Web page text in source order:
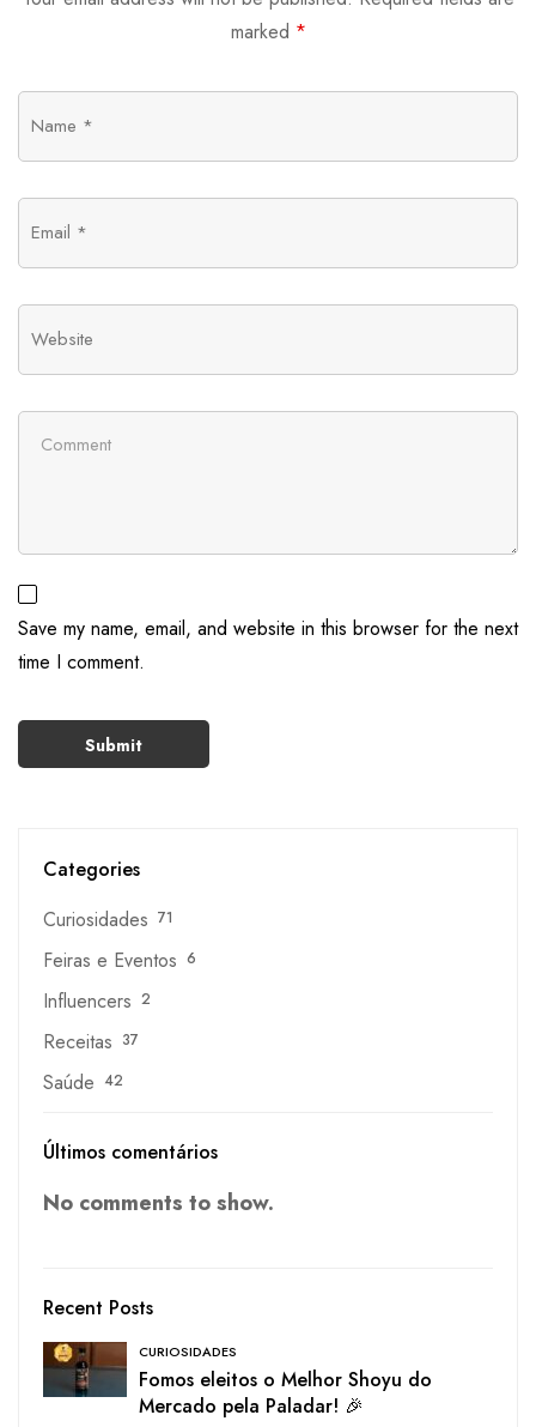
marked *
Save my name, email, and website in this browser for the next
time I comment.
Categories
Curiosidades 71
Feiras e Eventos 6
Influencers 2
Receitas 37
Saúde 42
Últimos comentários
No comments to show.
Recent Posts
CURIOSIDADES
Fomos eleitos o Melhor Shoyu do
Mercado pela Paladar! 🎉